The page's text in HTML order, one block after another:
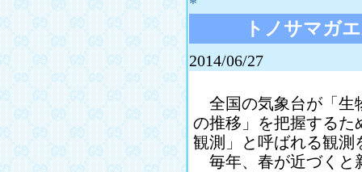
*
トノサマガ
2014/06/27
全国の気象台が「生
の推移」を把握するた
観測」と呼ばれる観測
毎年、春が近づくと